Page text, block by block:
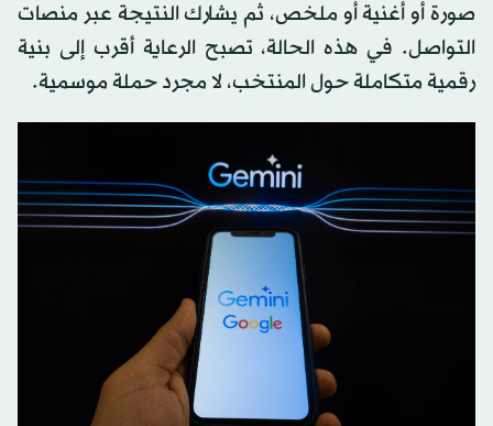
صورة أو أغنية أو ملخص، ثم يشارك النتيجة عبر منصات
التواصل. في هذه الحالة، تصبح الرعاية أقرب إلى بنية
رقمية متكاملة حول المنتخب، لا مجرد حملة موسمية.